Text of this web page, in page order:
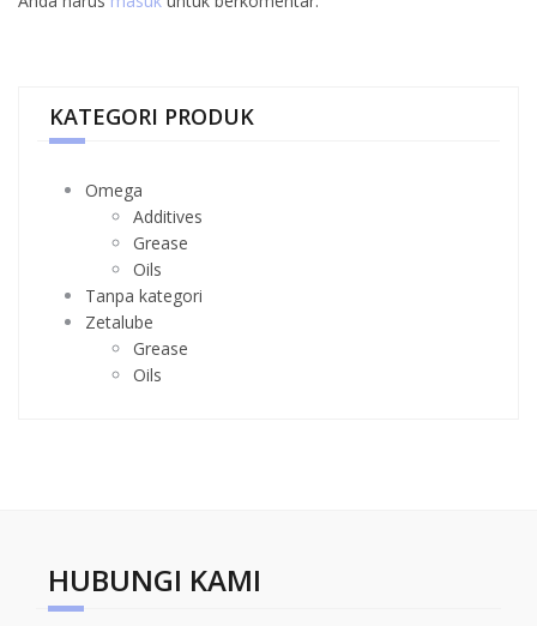
KATEGORI PRODUK
Omega
Additives
Grease
Oils
Tanpa kategori
Zetalube
Grease
Oils
HUBUNGI KAMI